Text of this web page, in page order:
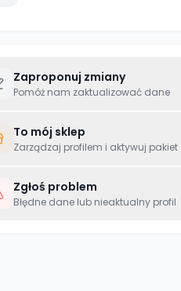
Zaproponuj zmiany
Pomóż nam zaktualizować dane
To mój sklep
Zarządzaj profilem i aktywuj pakiet
Zgłoś problem
Błędne dane lub nieaktualny profil